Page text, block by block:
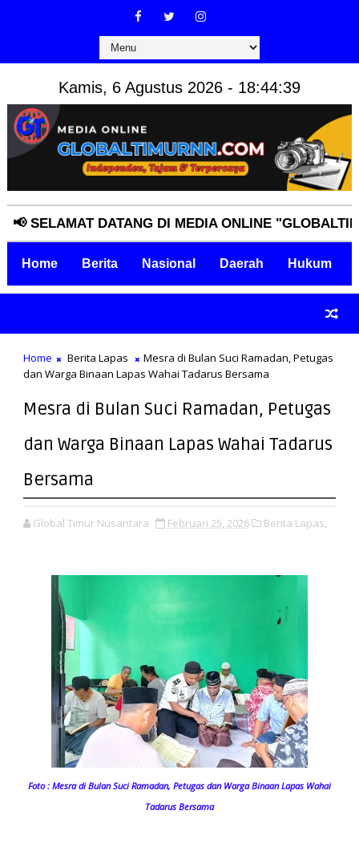
Kamis, 6 Agustus 2026 - 18:44:40
DATANG DI MEDIA ONLINE
Home Berita Nasional Daerah Hukum
Home Berita Lapas
Mesra di Bulan Suci Ramadan, Petugas
dan Warga Binaan Lapas Wahai Tadarus Bersama
Mesra di Bulan Suci Ramadan, Petugas
dan Warga Binaan Lapas Wahai Tadarus
Bersama
Global Timur Nusantara Februari 25, 2026 Berita Lapas,
Foto : Mesra di Bulan Suci Ramadan, Petugas dan Warga Binaan Lapas Wahai
Tadarus Bersama